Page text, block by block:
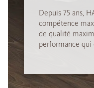
Depuis 75 ans,
compétence
de qualité
performance qui